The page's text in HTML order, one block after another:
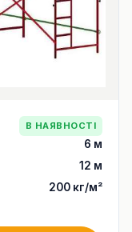
В НАЯВНОСТІ
6 м
12 м
200 кг/м²